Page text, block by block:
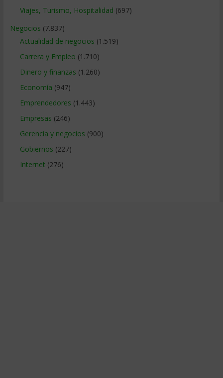
Viajes, Turismo, Hospitalidad (697)
Negocios (7.837)
Actualidad de negocios (1.519)
Carrera y Empleo (1.710)
Dinero y finanzas (1.260)
Economía (947)
Emprendedores (1.443)
Empresas (246)
Gerencia y negocios (900)
Gobiernos (227)
Internet (276)